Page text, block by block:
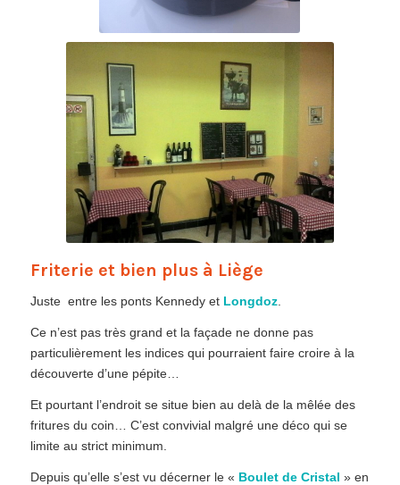
Friterie et bien plus à Liège
Juste entre les ponts Kennedyet Longdoz.
Ce n’est pas très grand et la façade ne donne pas
particulièrement les indices qui pourraient faire croire à la
découverte d’une pépite…
Et pourtant l’endroit se situe bien au delà de la mêlée des
fritures du coin… C’est convivial malgré une déco qui se
limite au strict minimum.
Depuis qu’elle s’est vu décerner le « Boulet de Cristal » en